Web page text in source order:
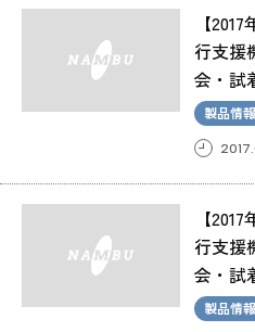
【
行支援
会・試
製品情報
【
行支援
会・試
製品情報